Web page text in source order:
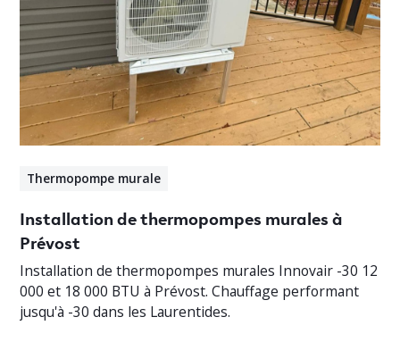
Thermopompe murale
Installation de thermopompes murales à
Prévost
Installation de thermopompes murales Innovair -30 12
000 et 18 000 BTU à Prévost. Chauffage performant
jusqu'à -30 dans les Laurentides.